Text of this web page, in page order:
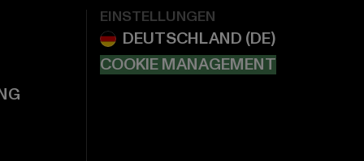
EINSTELLUNGEN
COOKIE MANAGEMENT